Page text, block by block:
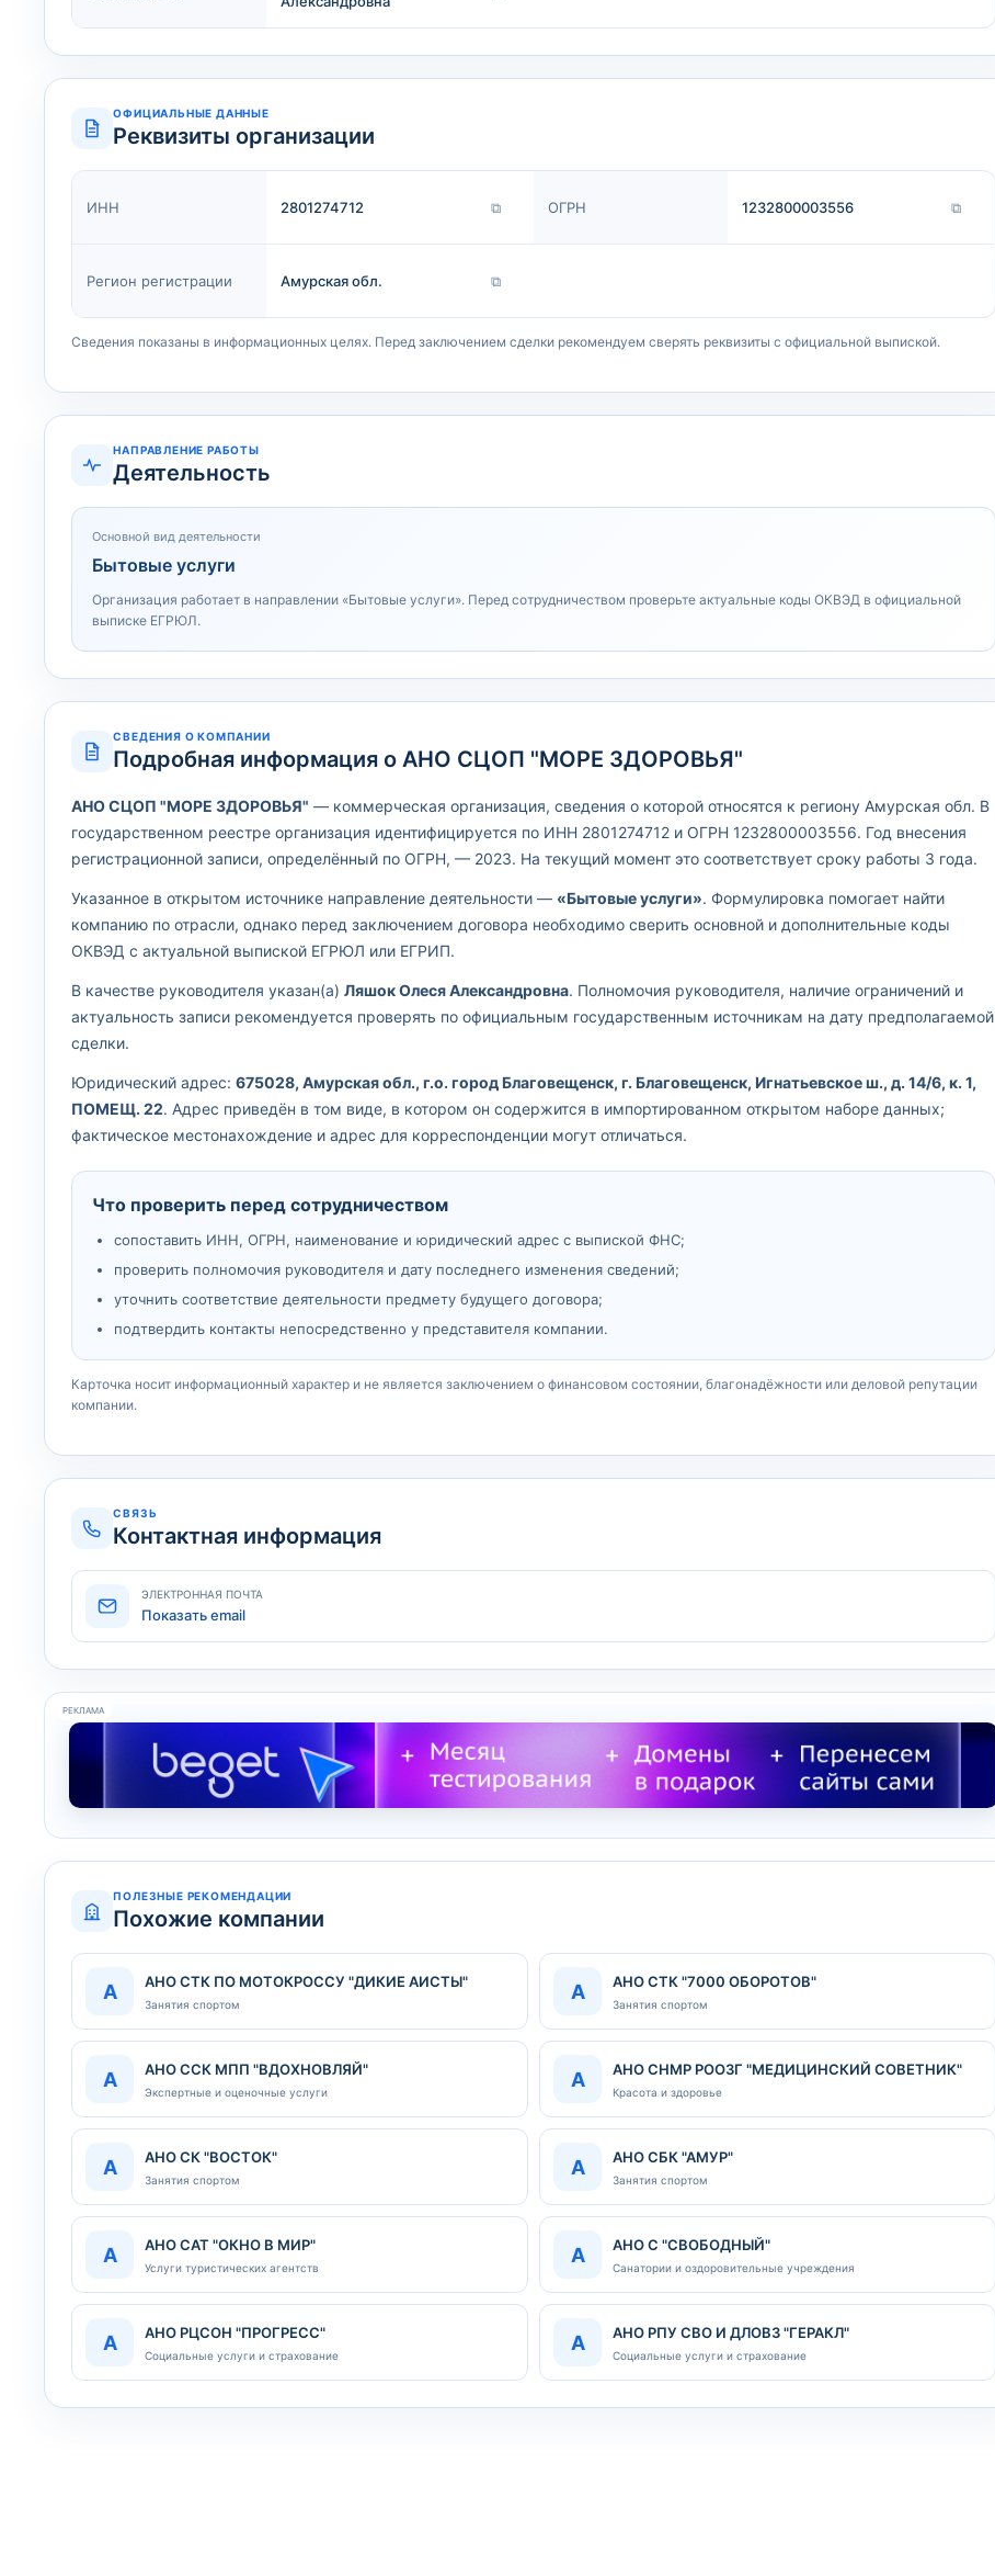
ОФИЦИАЛЬНЫЕ ДАННЫЕ
Реквизиты организации
ИНН 2801274712 ⧉ ОГРН 1232800003556 ⧉
Регион регистрации Амурская обл. ⧉
Сведения показаны в информационных целях. Перед заключением сделки рекомендуем сверять реквизиты с официальной выпиской.
НАПРАВЛЕНИЕ РАБОТЫ
Деятельность
Основной вид деятельности
Бытовые услуги
Организация работает в направлении «Бытовые услуги». Перед сотрудничеством проверьте актуальные коды ОКВЭД в официальной
выписке ЕГРЮЛ.
СВЕДЕНИЯ О КОМПАНИИ
Подробная информация о АНО СЦОП "МОРЕ ЗДОРОВЬЯ"
АНО СЦОП "МОРЕ ЗДОРОВЬЯ" — коммерческая организация, сведения о которой относятся к региону Амурская обл. В
государственном реестре организация идентифицируется по ИНН 2801274712 и ОГРН 1232800003556. Год внесения
регистрационной записи, определённый по ОГРН, — 2023. На текущий момент это соответствует сроку работы 3 года.
Указанное в открытом источнике направление деятельности — «Бытовые услуги». Формулировка помогает найти
компанию по отрасли, однако перед заключением договора необходимо сверить основной и дополнительные коды
ОКВЭД с актуальной выпиской ЕГРЮЛ или ЕГРИП.
В качестве руководителя указан(а)Ляшок Олеся Александровна. Полномочия руководителя, наличие ограничений и
актуальность записи рекомендуется проверять по официальным государственным источникам на дату предполагаемой
сделки.
Юридический адрес:675028, Амурская обл., г.о. город Благовещенск, г. Благовещенск, Игнатьевское ш., д. 14/6, к. 1,
ПОМЕЩ. 22. Адрес приведён в том виде, в котором он содержится в импортированном открытом наборе данных;
фактическое местонахождение и адрес для корреспонденции могут отличаться.
Что проверить перед сотрудничеством
сопоставить ИНН, ОГРН, наименование и юридический адрес с выпиской ФНС;
проверить полномочия руководителя и дату последнего изменения сведений;
уточнить соответствие деятельности предмету будущего договора;
подтвердить контакты непосредственно у представителя компании.
Карточка носит информационный характер и не является заключением о финансовом состоянии, благонадёжности или деловой репутации
компании.
СВЯЗЬ
Контактная информация
ЭЛЕКТРОННАЯ ПОЧТА
Показать email
РЕКЛАМА
ПОЛЕЗНЫЕ РЕКОМЕНДАЦИИ
Похожие компании
А АНО СТК ПО МОТОКРОССУ "ДИКИЕ АИСТЫ"
Занятия спортом
А АНО СТК "7000 ОБОРОТОВ"
Занятия спортом
А АНО ССК МПП "ВДОХНОВЛЯЙ"
Экспертные и оценочные услуги
А АНО СНМР РООЗГ "МЕДИЦИНСКИЙ СОВЕТНИК"
Красота и здоровье
А АНО СК "ВОСТОК"
Занятия спортом
А АНО СБК "АМУР"
Занятия спортом
А АНО САТ "ОКНО В МИР"
Услуги туристических агентств
А АНО С "СВОБОДНЫЙ"
Санатории и оздоровительные учреждения
А АНО РЦСОН "ПРОГРЕСС"
Социальные услуги и страхование
А АНО РПУ СВО И ДЛОВЗ "ГЕРАКЛ"
Социальные услуги и страхование